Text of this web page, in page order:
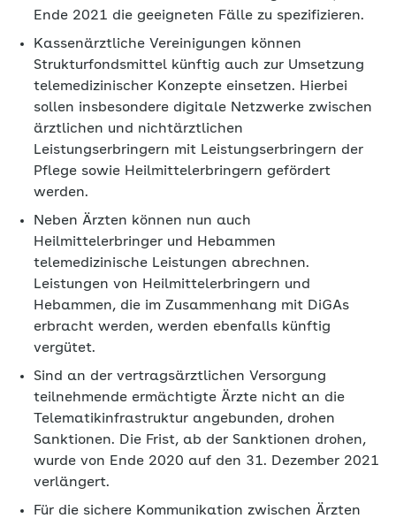
Ende 2021 die geeigneten Fälle zu spezifizieren.
Kassenärztliche Vereinigungen können
Strukturfondsmittel künftig auch zur Umsetzung
telemedizinischer Konzepte einsetzen. Hierbei
sollen insbesondere digitale Netzwerke zwischen
ärztlichen und nichtärztlichen
Leistungserbringern mit Leistungserbringern der
Pflege sowie Heilmittelerbringern gefördert
werden.
Neben Ärzten können nun auch
Heilmittelerbringer und Hebammen
telemedizinische Leistungen abrechnen.
Leistungen von Heilmittelerbringern und
Hebammen, die im Zusammenhang mit DiGAs
erbracht werden, werden ebenfalls künftig
vergütet.
Sind an der vertragsärztlichen Versorgung
teilnehmende ermächtigte Ärzte nicht an die
Telematikinfrastruktur angebunden, drohen
Sanktionen. Die Frist, ab der Sanktionen drohen,
wurde von Ende 2020 auf den 31. Dezember 2021
verlängert.
Für die sichere Kommunikation zwischen Ärzten